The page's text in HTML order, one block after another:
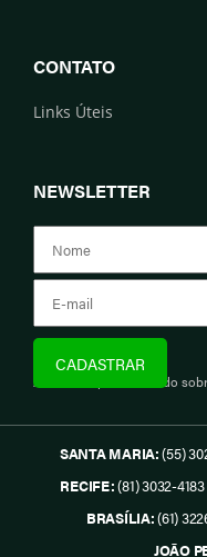
CONTATO
Links Úteis
NEWSLETTER
Assine e fique informado
SANTA MARIA:(55)
RECIFE:(81) 3032-4183
BRASÍLIA:(61)
JOÃO